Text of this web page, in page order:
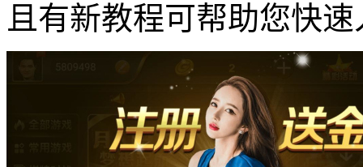
且有新教程可帮助您快